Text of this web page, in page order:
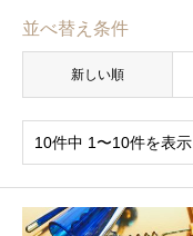
並べ替え条件
新しい順
10件中 1〜10件を表示